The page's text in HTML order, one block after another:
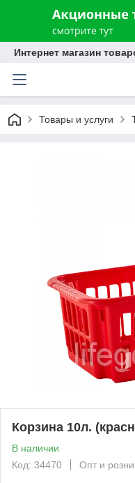
Интернет магазин
Товары и услуги
Корзина 10л.
В наличии
Код: 34470
Опт и